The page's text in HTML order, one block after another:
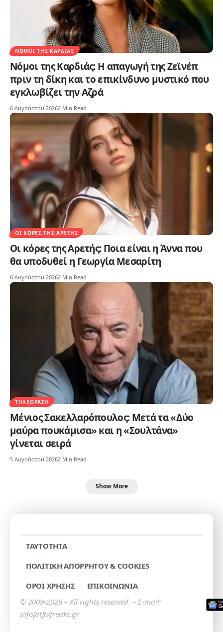
ΝΌΜΟΙ ΤΗΣ ΚΑΡΔΙΆΣ
Νόμοι της Καρδιάς: Η απαγωγή της Ζεϊνέπ
πριν τη δίκη και το επικίνδυνο μυστικό που
εγκλωβίζει την Αζρά
6 Αυγούστου 20262 Min Read
ΟΙ ΚΌΡΕΣ ΤΗΣ ΑΡΕΤΉΣ
Οι κόρες της Αρετής: Ποια είναι η Άννα που
θα υποδυθεί η Γεωργία Μεσαρίτη
6 Αυγούστου 20262 Min Read
ΤΗΛΕΌΡΑΣΗ
Μένιος Σακελλαρόπουλος: Μετά τα «Δύο
μαύρα πουκάμισα» και η «Σουλτάνα»
γίνεται σειρά
5 Αυγούστου 20262 Min Read
Show More
TAYTOTHTA
ΠΟΛΙΤΙΚΗ ΑΠΟΡΡΗΤΟΥ & COOKIES
ΟΡΟΙ ΧΡΗΣΗΣ
ΕΠΙΚΟΙΝΩΝΙΑ
© 2009-2026 – All rights reserved. – E-mail:
info[at]tvfreaks.gr